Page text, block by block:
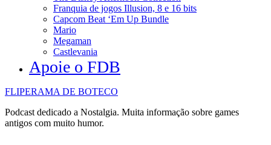
Franquia de jogos Illusion, 8 e 16 bits
Capcom Beat ‘Em Up Bundle
Mario
Megaman
Castlevania
Apoie o FDB
FLIPERAMA DE BOTECO
Podcast dedicado a Nostalgia. Muita informação sobre games
antigos com muito humor.